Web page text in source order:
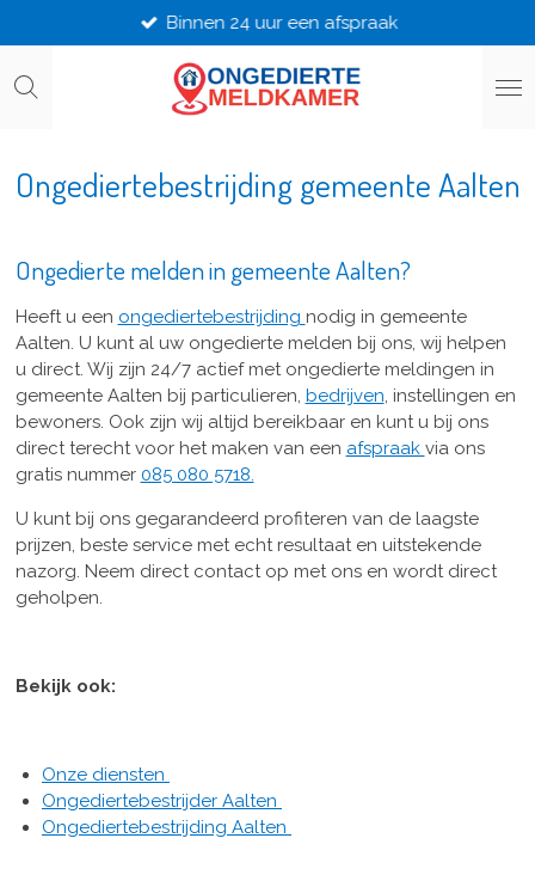
direct
naar
Binnen 24 uur een afspraak
Ongediertebestrijding gemeente Aalten
Ongedierte melden in gemeente Aalten?
Heeft u een ongediertebestrijding nodig in gemeente
Aalten. U kunt al uw ongedierte melden bij ons, wij helpen
u direct. Wij zijn 24/7 actief met ongedierte meldingen in
gemeente Aalten bij particulieren, bedrijven, instellingen en
bewoners. Ook zijn wij altijd bereikbaar en kunt u bij ons
direct terecht voor het maken van een afspraak via ons
gratis nummer 085 080 5718.
U kunt bij ons gegarandeerd profiteren van de laagste
prijzen, beste service met echt resultaat en uitstekende
nazorg. Neem direct contact op met ons en wordt direct
geholpen.
Bekijk ook:
Onze diensten
Ongediertebestrijder Aalten
Ongediertebestrijding Aalten